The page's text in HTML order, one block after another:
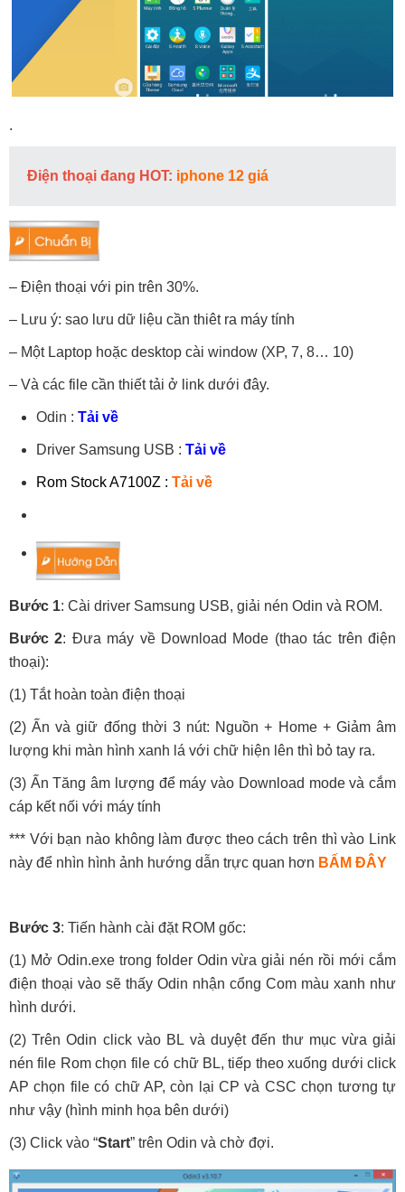
.
Điện thoại đang HOT: iphone 12 giá
– Điện thoại với pin trên 30%.
– Lưu ý: sao lưu dữ liệu cần thiêt ra máy tính
– Một Laptop hoặc desktop cài window (XP, 7, 8… 10)
– Và các file cần thiết tải ở link dưới đây.
Odin : Tải về
Driver Samsung USB : Tải về
Rom Stock A7100Z : Tải về
Bước 1: Cài driver Samsung USB, giải nén Odin và ROM.
Bước 2: Đưa máy về Download Mode (thao tác trên điện
thoại):
(1) Tắt hoàn toàn điện thoại
(2) Ấn và giữ đống thời 3 nút: Nguồn + Home + Giảm âm
lượng khi màn hình xanh lá với chữ hiện lên thì bỏ tay ra.
(3) Ấn Tăng âm lượng để máy vào Download mode và cắm
cáp kết nối với máy tính
*** Với bạn nào không làm được theo cách trên thì vào Link
này để nhìn hình ảnh hướng dẫn trực quan hơn BẤM ĐÂY
Bước 3: Tiến hành cài đặt ROM gốc:
(1) Mở Odin.exe trong folder Odin vừa giải nén rồi mới cắm
điện thoại vào sẽ thấy Odin nhận cổng Com màu xanh như
hình dưới.
(2) Trên Odin click vào BL và duyệt đến thư mục vừa giải
nén file Rom chọn file có chữ BL, tiếp theo xuống dưới click
AP chọn file có chữ AP, còn lại CP và CSC chọn tương tự
như vậy (hình minh họa bên dưới)
(3) Click vào “Start” trên Odin và chờ đợi.